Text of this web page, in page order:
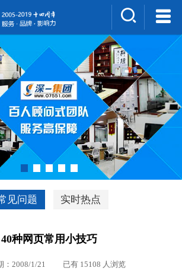
集团介绍
人才招聘
案例展示
新闻中心
深一风采
联系我们
深优通系统V3.0
深一集团优势
外地客户专栏
见问题 实时热点
40种网页常用小技巧
：2008/1/21 已有 15108 人浏览